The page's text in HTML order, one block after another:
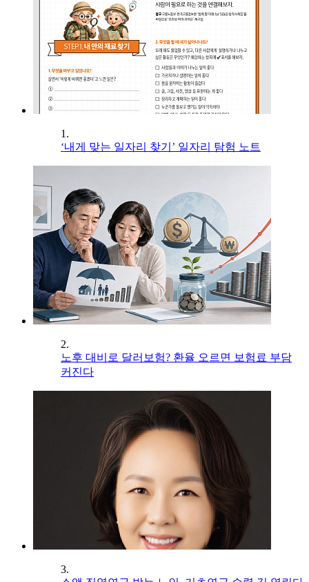
1.
‘내게 맞는 일자리 찾기’ 일자리 탐험 노트
2.
노후 대비로 달러보험? 환율 오르면 보험료 부담
커진다
3.